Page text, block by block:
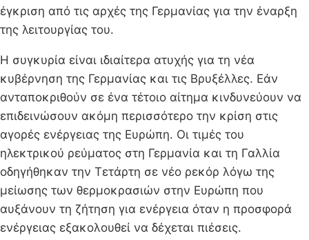
έγκριση από τις αρχές της Γερμανίας για την έναρξη
της λειτουργίας του.
Η συγκυρία είναι ιδιαίτερα ατυχής για τη νέα
κυβέρνηση της Γερμανίας και τις Βρυξέλλες. Εάν
ανταποκριθούν σε ένα τέτοιο αίτημα κινδυνεύουν να
επιδεινώσουν ακόμη περισσότερο την κρίση στις
αγορές ενέργειας της Ευρώπη. Οι τιμές του
ηλεκτρικού ρεύματος στη Γερμανία και τη Γαλλία
οδηγήθηκαν την Τετάρτη σε νέο ρεκόρ λόγω της
μείωσης των θερμοκρασιών στην Ευρώπη που
αυξάνουν τη ζήτηση για ενέργεια όταν η προσφορά
ενέργειας εξακολουθεί να δέχεται πιέσεις.